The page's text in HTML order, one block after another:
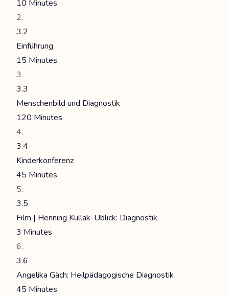
10 Minutes
3.2
Einführung
15 Minutes
3.3
Menschenbild und Diagnostik
120 Minutes
3.4
Kinderkonferenz
45 Minutes
3.5
Film | Henning Kullak-Ublick: Diagnostik
3 Minutes
3.6
Angelika Gäch: Heilpädagogische Diagnostik
45 Minutes